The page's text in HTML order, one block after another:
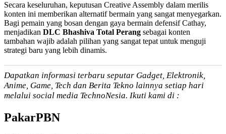
Secara keseluruhan, keputusan Creative Assembly dalam merilis
konten ini memberikan alternatif bermain yang sangat menyegarkan.
Bagi pemain yang bosan dengan gaya bermain defensif Cathay,
menjadikan DLC Bhashiva Total Perang sebagai konten
tambahan wajib adalah pilihan yang sangat tepat untuk menguji
strategi baru yang lebih dinamis.
Dapatkan informasi terbaru seputar Gadget, Elektronik,
Anime, Game, Tech dan Berita Tekno lainnya setiap hari
melalui social media TechnoNesia. Ikuti kami di :
PakarPBN